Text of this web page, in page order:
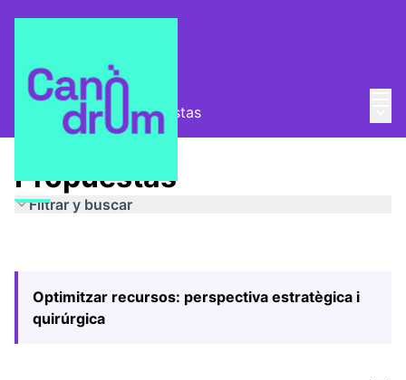
Pla Estratègic Propuestas
Propuestas
Filtrar y buscar
Optimitzar recursos: perspectiva estratègica i
quirúrgica